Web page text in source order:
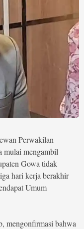
Perwakilan
mulai mengambil
Gowa tidak
hari kerja berakhir
Umum
mengonfirmasi bahwa